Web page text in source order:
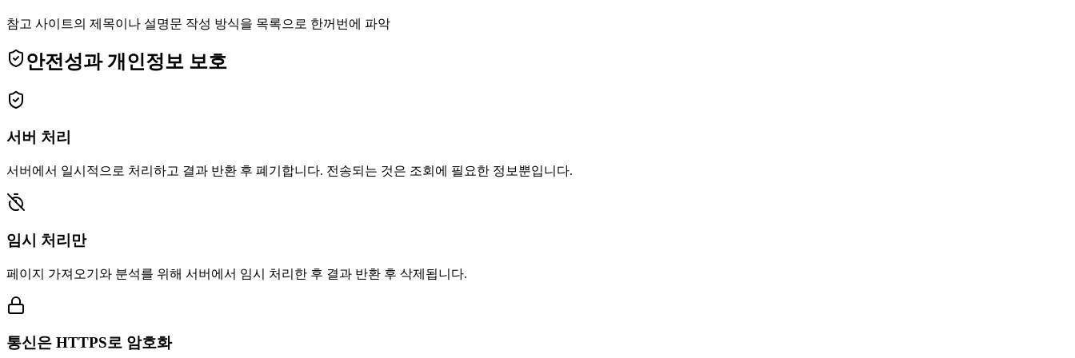
참고 사이트의 제목이나 설명문 작성 방식을 목록으로 한꺼번에 파악
안전성과 개인정보 보호
서버 처리
서버에서 일시적으로 처리하고 결과 반환 후 폐기합니다. 전송되는 것은 조회에 필요한 정보뿐입니다.
임시 처리만
페이지 가져오기와 분석를 위해 서버에서 임시 처리한 후 결과 반환 후 삭제됩니다.
통신은 HTTPS로 암호화